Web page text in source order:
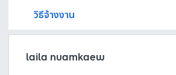
วิธีจ้างงาน
laila nuamkaew